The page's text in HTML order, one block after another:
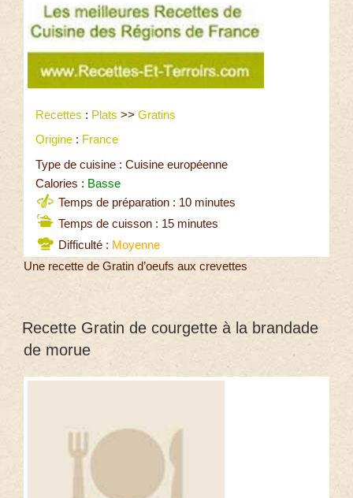
Recettes : Plats >> Gratins
Origine : France
Type de cuisine : Cuisine européenne
Calories : Basse
Temps de préparation : 10 minutes
Temps de cuisson : 15 minutes
Difficulté : Moyenne
Une recette de Gratin d’oeufs aux crevettes
Recette Gratin de courgette à la brandade
de morue